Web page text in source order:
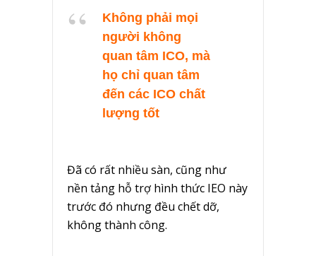
Không phải mọi
người không
quan tâm ICO, mà
họ chỉ quan tâm
đến các ICO chất
lượng tốt
Đã có rất nhiều sàn, cũng như
nền tảng hỗ trợ hình thức IEO này
trước đó nhưng đều chết dỡ,
không thành công.